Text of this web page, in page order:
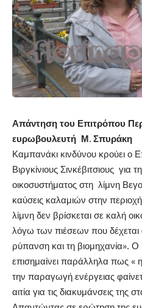
Απάντηση του Επιτρόπου
ευρωβουλευτή Μ. Σπυράκη
Καμπανάκι κινδύνου κρούει ο
Βιργκίνιους Σινκέβιτσιους για
οικοσυστήματος στη λίμνη
καύσεις καλαμιών στην
λίμνη δεν βρίσκεται σε καλή
λόγω των πιέσεων που δέχεται
ρύπανση και τη βιομηχανία».
επισημαίνει παράλληλα πως
την παραγωγή ενέργειας
αιτία για τις διακυμάνσεις της